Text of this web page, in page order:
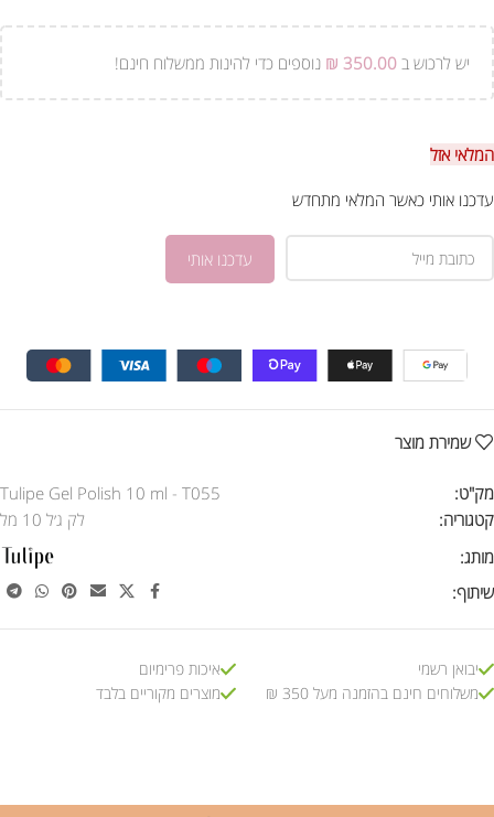
יש לרכוש ב ₪ 350.00 נוספים כדי להינות ממשלוח חינם!
המלאי אזל
עדכנו אותי כאשר המלאי מתחדש
שמירת מוצר
מק"ט:
Tulipe Gel Polish 10 ml - T055
קטגוריה:
לק ג׳ל 10 מל
מותג:
שיתוף:
יבואן רשמי
משלוחים חינם בהזמנה מעל 350 ₪
איכות פרימיום
מוצרים מקוריים בלבד